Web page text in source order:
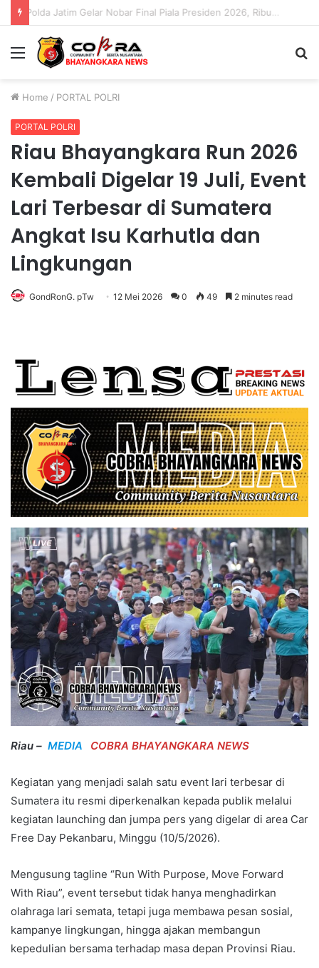
Menu
Home / PORTAL POLRI
PORTAL POLRI
Riau Bhayangkara Run 2026
Kembali Digelar 19 Juli, Event
Lari Terbesar di Sumatera
Angkat Isu Karhutla dan
Lingkungan
GondRonG. pTw 12 Mei 2026 0 49 2 minutes read
Riau – MEDIA COBRA BHAYANGKARA NEWS
Kegiatan yang menjadi salah satu event lari terbesar di
Sumatera itu resmi diperkenalkan kepada publik melalui
kegiatan launching dan jumpa pers yang digelar di area Car
Free Day Pekanbaru, Minggu (10/5/2026).
Mengusung tagline “Run With Purpose, Move Forward
With Riau”, event tersebut tidak hanya menghadirkan
olahraga lari semata, tetapi juga membawa pesan sosial,
kampanye lingkungan, hingga ajakan membangun
kepedulian bersama terhadap masa depan Provinsi Riau.